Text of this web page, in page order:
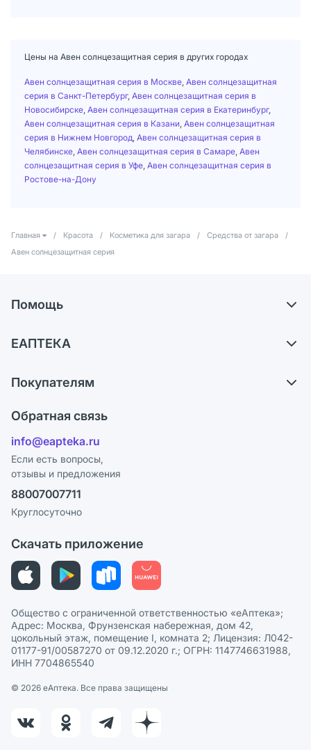
Цены на Авен солнцезащитная серия в других городах
Авен солнцезащитная серия в Москве Авен солнцезащитная
серия в Санкт-Петербург, Авен солнцезащитная серия в
Новосибирске Авен солнцезащитная серия в Екатеринбург,
Авен солнцезащитная серия в Казани Авен солнцезащитная
серия в Нижнем Новгород Авен солнцезащитная серия в
Челябинске Авен солнцезащитная серия в Самаре Авен
солнцезащитная серия в Уфе Авен солнцезащитная серия в
Ростове-на-Дону
Главная / Красота / Косметика для загара / Средства от загара
/
Авен солнцезащитная серия
Помощь
Самовывоз из аптек
Ответы на вопросы
Блог
ЕАПТЕКА
Карьера
Поставщики
Лицензия
Реклама на сайте
Ваши товары на ЕАПТЕКЕ
Покупателям
Программа СберСпасибо
Политика конфиденциальности
Пользовательское соглашение
Политика рекомендаций
Этика и соответствие
Политика в отношении обработки персональных данных
Обратная связь
info@eapteka.ru
Если есть вопросы,
отзывы и предложения
88007007711
Круглосуточно
Скачать приложение
Общество с ограниченной ответственностью «еАптека»;
Адрес: Москва, Фрунзенская набережная, дом 42,
цокольный этаж, помещение I, комната 2; Лицензия: Л042-
01177-91/00587270 от 09.12.2020 г.; ОГРН: 1147746631988,
ИНН 7704865540
© 2026 eАптека. Все права защищены